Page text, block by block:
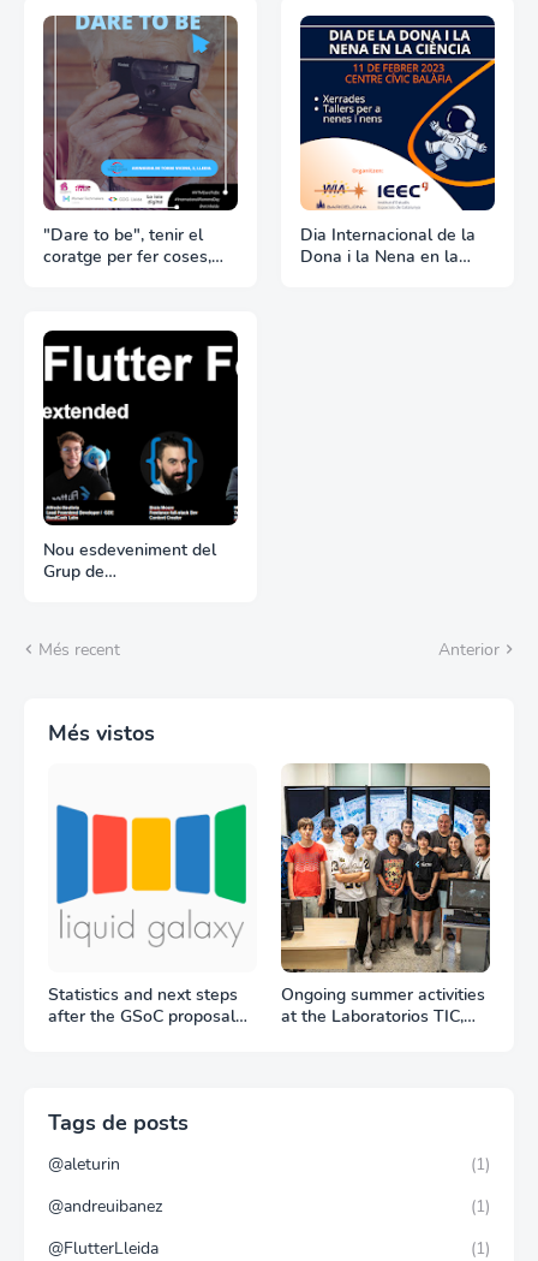
"Dare to be", tenir el
coratge per fer coses,
per WTM Lleida i GDG
Lleida
Dia Internacional de la
Dona i la Nena en la
Nou esdeveniment del
Grup de
Més recent
Anterior
Més vistos
Statistics and next steps
after the GSoC proposal
Ongoing summer activities
at the Laboratorios TIC,
Tags de posts
@aleturin
(1)
@andreuibanez
(1)
@FlutterLleida
(1)